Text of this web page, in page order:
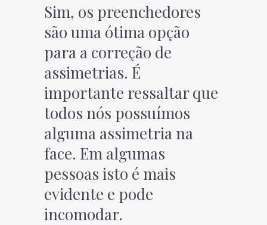
Sim, os preenchedores
são uma ótima opção
para a correção de
assimetrias. É
importante ressaltar que
todos nós possuímos
alguma assimetria na
face. Em algumas
pessoas isto é mais
evidente e pode
incomodar.